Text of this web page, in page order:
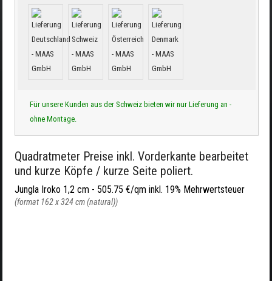
Für unsere Kunden aus der Schweiz bieten wir nur Lieferung an -
ohne Montage.
Quadratmeter Preise inkl. Vorderkante bearbeitet
und kurze Köpfe / kurze Seite poliert.
Jungla Iroko 1,2 cm - 505.75 €/qm inkl. 19% Mehrwertsteuer
(format 162 x 324 cm (natural))